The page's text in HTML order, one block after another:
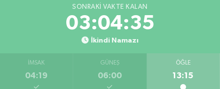
SONRAKI VAKTE KALAN
03:04:34
İkindi Namazı
İMSAK
04:19
GÜNEŞ
06:00
ÖĞLE
13:15